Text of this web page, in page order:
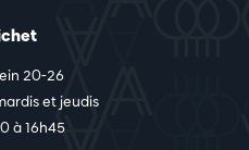
20-26
et jeudis
à 16h45